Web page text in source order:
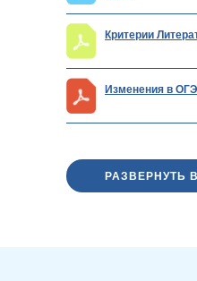
Изменения в
Критерии
РАЗВЕРНУТЬ